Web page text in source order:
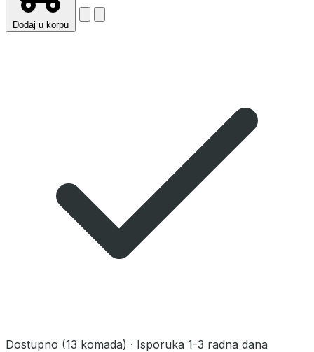
Dodaj u korpu
Dostupno (13 komada) · Isporuka 1-3 radna dana